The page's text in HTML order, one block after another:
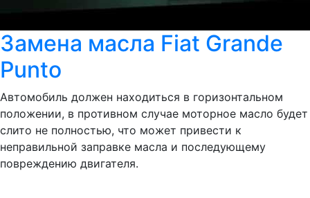
Замена масла Fiat Grande
Punto
Автомобиль должен находиться в горизонтальном
положении, в противном случае моторное масло будет
слито не полностью, что может привести к
неправильной заправке масла и последующему
повреждению двигателя.